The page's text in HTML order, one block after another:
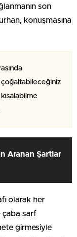
son
konuşmasına
Aranan Şartlar
olarak her
çaba sarf
girmesiyle